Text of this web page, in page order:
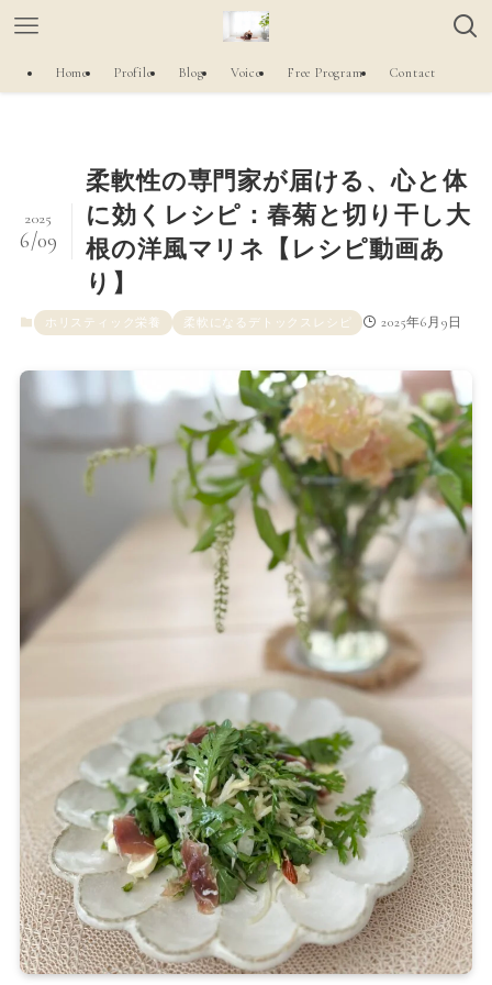
Home Profile Blog Voice Free Program Contact
柔軟性の専門家が届ける、心と体
に効くレシピ：春菊と切り干し大
根の洋風マリネ【レシピ動画あ
り】
2025
6/09
ホリスティック栄養 柔軟になるデトックスレシピ 2025年6月9日